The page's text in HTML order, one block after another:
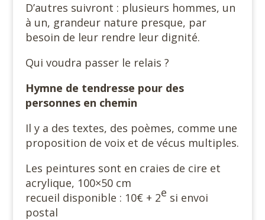
D’autres suivront : plusieurs hommes, un
à un, grandeur nature presque, par
besoin de leur rendre leur dignité.
Qui voudra passer le relais ?
Hymne de tendresse pour des
personnes en chemin
Il y a des textes, des poèmes, comme une
proposition de voix et de vécus multiples.
Les peintures sont en craies de cire et
acrylique, 100×50 cm
recueil disponible : 10€ + 2e si envoi
postal